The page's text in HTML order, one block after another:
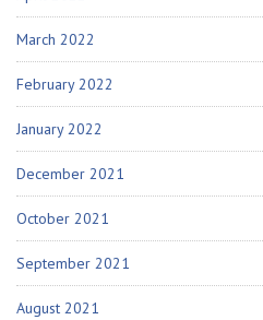
March 2022
February 2022
January 2022
December 2021
October 2021
September 2021
August 2021